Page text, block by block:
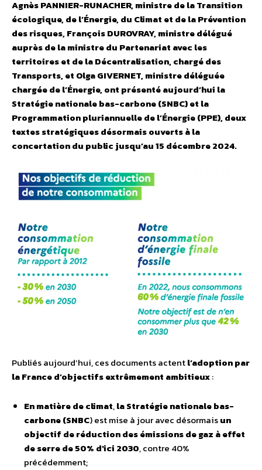
Agnès PANNIER-RUNACHER, ministre de la Transition
écologique, de l’Énergie, du Climat et de la Prévention
des risques, François DUROVRAY, ministre délégué
auprès de la ministre du Partenariat avec les
territoires et de la Décentralisation, chargé des
Transports, et Olga GIVERNET, ministre déléguée
chargée de l’Énergie, ont présenté aujourd’hui la
Stratégie nationale bas-carbone (SNBC) et la
Programmation pluriannuelle de l’Énergie (PPE), deux
textes stratégiques désormais ouverts à la
concertation du public jusqu’au 15 décembre 2024.
Publiés aujourd’hui, ces documents actentl’adoption par
la France d’objectifs extrêmement ambitieux:
En matière de climat,la Stratégie nationale bas-
carbone (SNBC) est mise à jour avec désormaisun
objectif de réduction des émissions de gaz à effet
de serre de 50% d’ici 2030, contre 40%
précédemment;